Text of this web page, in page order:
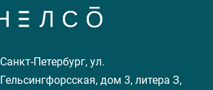
Санкт-Петербург, ул.
Гельсингфорсская, дом 3, литера З,